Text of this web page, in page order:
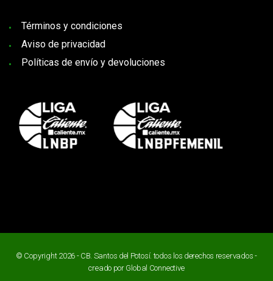
Términos y condiciones
Aviso de privacidad
Políticas de envío y devoluciones
© Copyright 2026 - CB. Santos del Potosí. todos los derechos reservados -
creado por Global Connective